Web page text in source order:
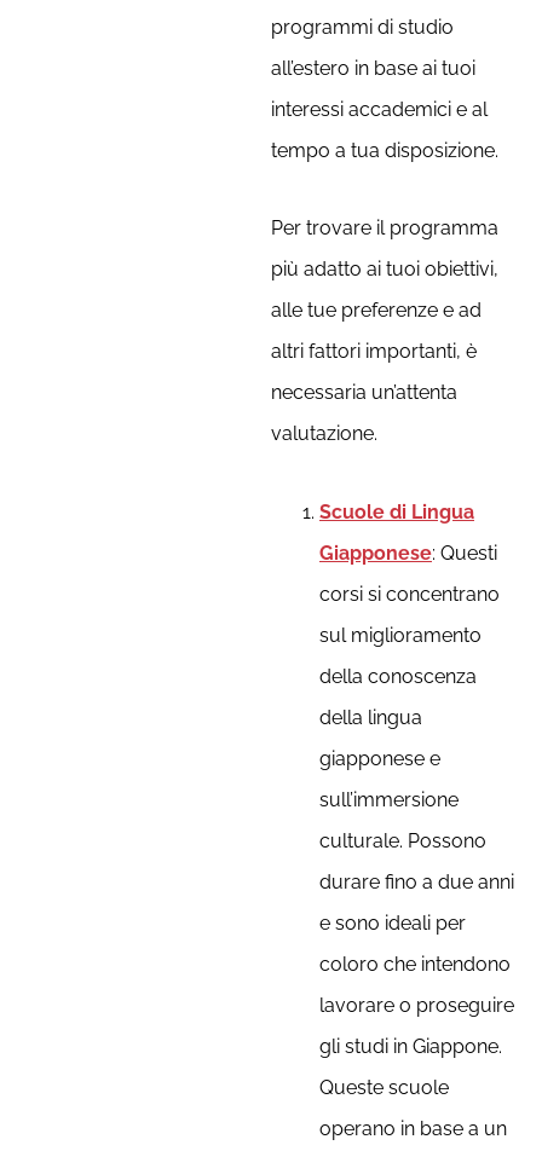
programmi di studio
all’estero in base ai tuoi
interessi accademici e al
tempo a tua disposizione.
Per trovare il programma
più adatto ai tuoi obiettivi,
alle tue preferenze e ad
altri fattori importanti, è
necessaria un’attenta
valutazione.
Scuole di Lingua
Giapponese: Questi
corsi si concentrano
sul miglioramento
della conoscenza
della lingua
giapponese e
sull’immersione
culturale. Possono
durare fino a due anni
e sono ideali per
coloro che intendono
lavorare o proseguire
gli studi in Giappone.
Queste scuole
operano in base a un